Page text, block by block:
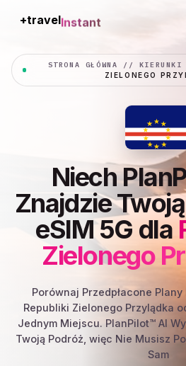
+travelInstant
STRONA GŁÓWNA // KIERUNKI
ZIELONEGO
Niech
Znajdzie
eSIM 5G dla
Zielonego
Porównaj Przedpłacone Plany
Republiki Zielonego Przylądka
Jednym Miejscu. PlanPilot™ AI
Twoją Podróż, więc Nie Musisz
Sam